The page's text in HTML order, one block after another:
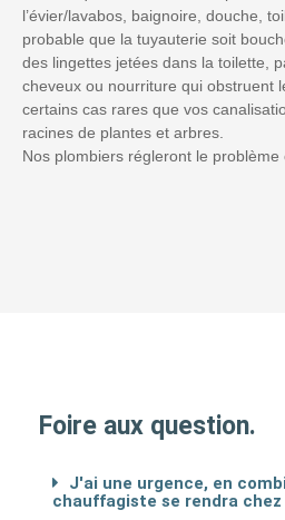
l’évier/lavabos, baignoire, douche,
probable que la tuyauterie soit
des lingettes jetées dans la toilette,
cheveux ou nourriture qui obstruent
certains cas rares que vos
racines de plantes et arbres.
Nos plombiers régleront le problème
Foire aux question.
J'ai une urgence, en
chauffagiste se rendra chez